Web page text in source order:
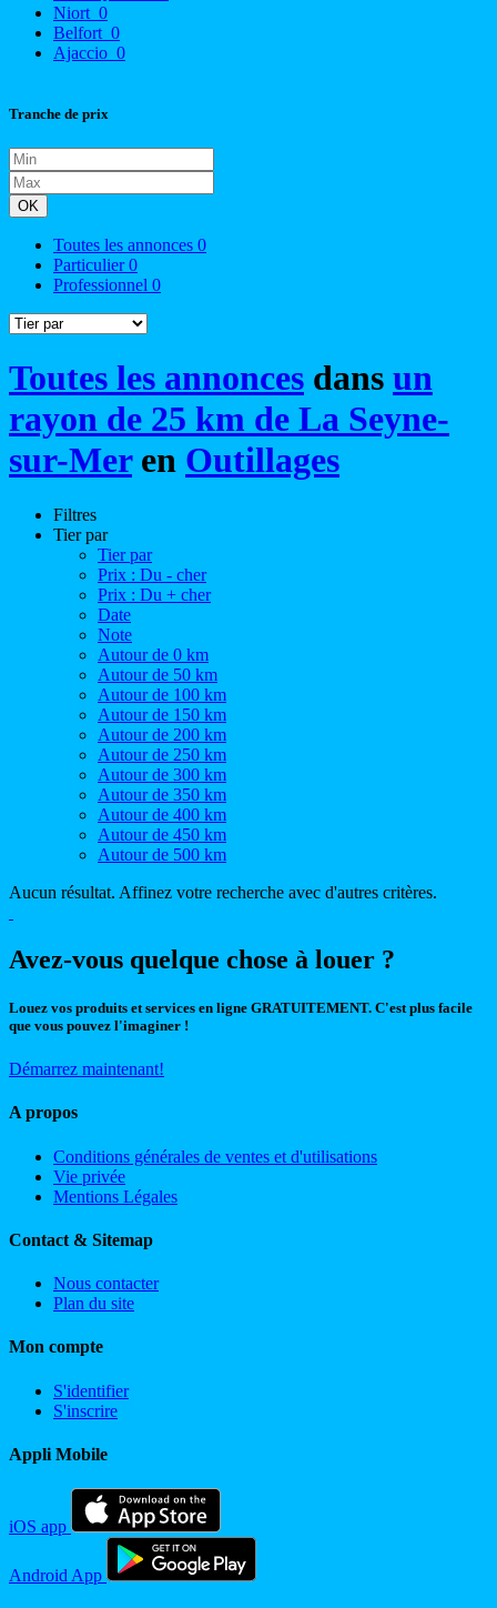
Niort 0
Belfort 0
Ajaccio 0
Tranche de prix
OK
Toutes les annonces 0
Particulier0
Professionnel 0
Toutes les annonces dans un
rayon de 25 km de La Seyne-
sur-Meren Outillages
Filtres
Tier par
Tier par
Prix : Du - cher
Prix : Du + cher
Date
Note
Autour de 0 km
Autour de 50 km
Autour de 100 km
Autour de 150 km
Autour de 200 km
Autour de 250 km
Autour de 300 km
Autour de 350 km
Autour de 400 km
Autour de 450 km
Autour de 500 km
Aucun résultat. Affinez votre recherche avec d'autres critères.
Avez-vous quelque chose à louer ?
Louez vos produits et services en ligne GRATUITEMENT. C'est plus facile
que vous pouvez l'imaginer !
Démarrez maintenant!
A propos
Conditions générales de ventes et d'utilisations
Vie privée
Mentions Légales
Contact & Sitemap
Nous contacter
Plan du site
Mon compte
S'identifier
S'inscrire
Appli Mobile
iOS app
Android App